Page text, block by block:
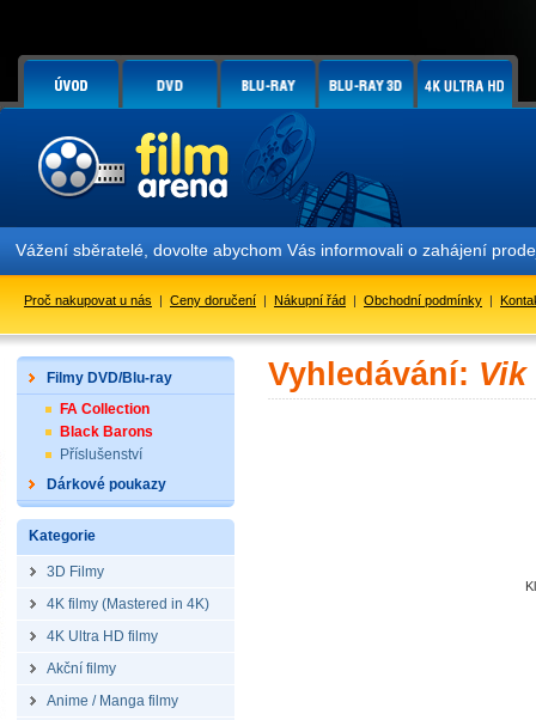
Vážení sběratelé, dovolte abychom Vás informovali o zahájení
Proč nakupovat u nás | Ceny doručení | Nákupní řád | Obchodní podmínky |
Filmy DVD/Blu-ray
FA Collection
Black Barons
Příslušenství
Dárkové poukazy
Kategorie
3D Filmy
4K filmy (Mastered in 4K)
4K Ultra HD filmy
Akční filmy
Anime / Manga filmy
Vyhledávání: Vik